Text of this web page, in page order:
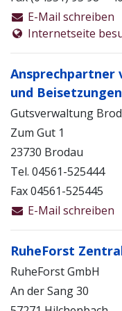
E-Mail schreiben
Internetseite
und Beisetzungen
Gutsverwaltung
Zum Gut 1
23730 Brodau
Tel. 04561-525444
Fax 04561-525445
E-Mail schreiben
RuheForst
RuheForst GmbH
An der Sang 30